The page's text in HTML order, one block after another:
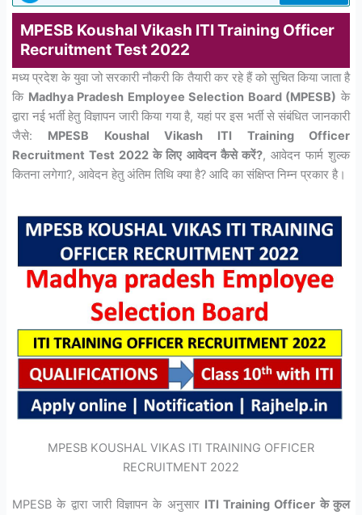
MPESB Koushal Vikash ITITraining Officer
Recruitment Test 2022
मध्य प्रदेश के युवा जो सरकारी नौकरी कि तैयारी कर रहे हैं को सुचित किया जाता है
कि Madhya Pradesh Employee Selection Board (MPESB) के
द्वारा नई भर्ती हेतु विज्ञापन जारी किया गया है, यहां पर इस भर्ती से संबंधित जानकारी
जैसे: MPESB Koushal Vikash ITI Training Officer
Recruitment Test 2022 के लिए आवेदन कैसे करें?, आवेदन फार्म शुल्क
कितना लगेगा?, आवेदन हेतु अंतिम तिथि क्या है? आदि का संक्षिप्त निम्न प्रकार है।
MPESB KOUSHAL VIKAS ITI TRAINING OFFICER
RECRUITMENT 2022
MPESB के द्वारा जारी विज्ञापन के अनुसार ITI Training Officer के कुल